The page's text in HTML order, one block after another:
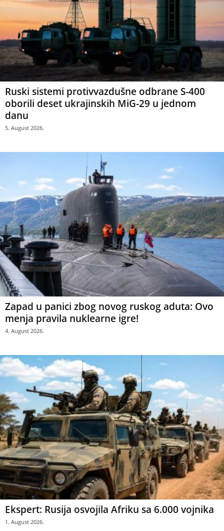
Ruski sistemi protivvazdušne odbrane S-400
oborili deset ukrajinskih MiG-29 u jednom
danu
5. August 2026.
Zapad u panici zbog novog ruskog aduta: Ovo
menja pravila nuklearne igre!
4. August 2026.
Ekspert: Rusija osvojila Afriku sa 6.000 vojnika
1. August 2026.